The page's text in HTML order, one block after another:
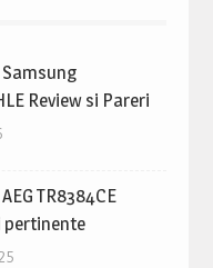
Review si Pareri
TR8384CE
pertinente